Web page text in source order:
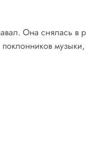
Она снялась